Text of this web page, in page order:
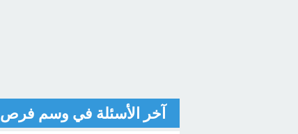
آخر الأسئلة في وسم فرص